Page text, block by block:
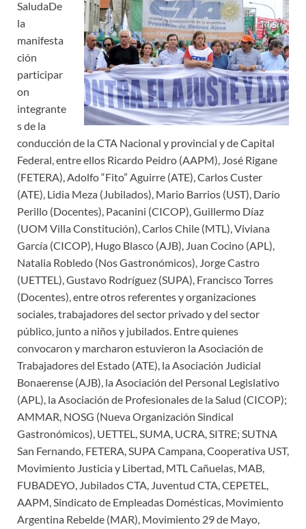
SaludaDe
la
manifesta
ción
participar
on
integrante
s de la
conducción de la CTA Nacional y provincial y de Capital
Federal, entre ellos Ricardo Peidro (AAPM), José Rigane
(FETERA), Adolfo “Fito” Aguirre (ATE), Carlos Custer
(ATE), Lidia Meza (Jubilados), Mario Barrios (UST), Darío
Perillo (Docentes), Pacanini (CICOP), Guillermo Díaz
(UOM Villa Constitución), Carlos Chile (MTL), Viviana
García (CICOP), Hugo Blasco (AJB), Juan Cocino (APL),
Natalia Robledo (Nos Gastronómicos), Jorge Castro
(UETTEL), Gustavo Rodríguez (SUPA), Francisco Torres
(Docentes), entre otros referentes y organizaciones
sociales, trabajadores del sector privado y del sector
público, junto a niños y jubilados. Entre quienes
convocaron y marcharon estuvieron la Asociación de
Trabajadores del Estado (ATE), la Asociación Judicial
Bonaerense (AJB), la Asociación del Personal Legislativo
(APL), la Asociación de Profesionales de la Salud (CICOP);
AMMAR, NOSG (Nueva Organización Sindical
Gastronómicos), UETTEL, SUMA, UCRA, SITRE; SUTNA
San Fernando, FETERA, SUPA Campana, Cooperativa UST,
Movimiento Justicia y Libertad, MTL Cañuelas, MAB,
FUBADEYO, Jubilados CTA, Juventud CTA, CEPETEL,
AAPM, Sindicato de Empleadas Domésticas, Movimiento
Argentina Rebelde (MAR), Movimiento 29 de Mayo,